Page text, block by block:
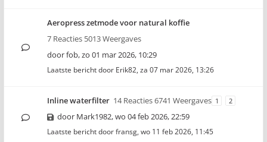
Aeropress zetmode voor natural koffie
7 Reacties 5013 Weergaves
doorfob,zo 01 mar 2026, 10:29
Laatste bericht door Erik82, za 07 mar 2026, 13:26
Inline waterfilter 14 Reacties 6741 Weergaves 1 2
door Mark1982,wo 04 feb 2026, 22:59
Laatste bericht doorfransg, wo 11 feb 2026, 11:45